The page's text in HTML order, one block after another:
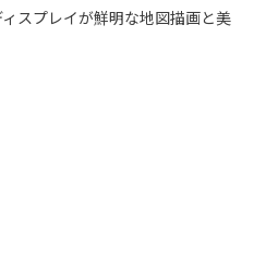
スプレイが鮮明な地図描画と美